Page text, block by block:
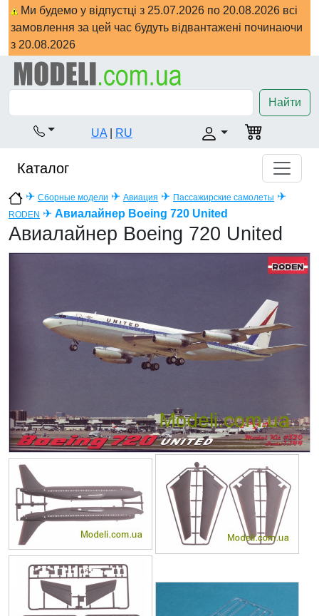
Ми будемо у відпустці з 25.07.2026 по 20.08.2026 всі
замовлення за цей час будуть відвантажені починаючи
з 20.08.2026
Найти
UA RU
Каталог
✈ Сборные модели ✈ Авиация ✈ Пассажирские самолеты ✈
RODEN ✈ Авиалайнер Boeing 720 United
Авиалайнер Boeing 720 United